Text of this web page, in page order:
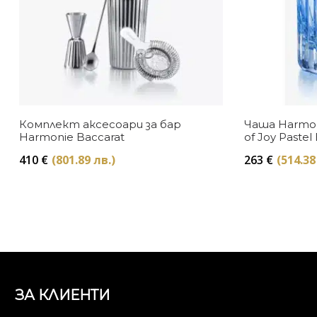
Комплект аксесоари за бар
Harmonie Baccarat
410 € (801.89 лв.)
Чаша
of Joy
263 €
ЗА КЛИЕНТИ